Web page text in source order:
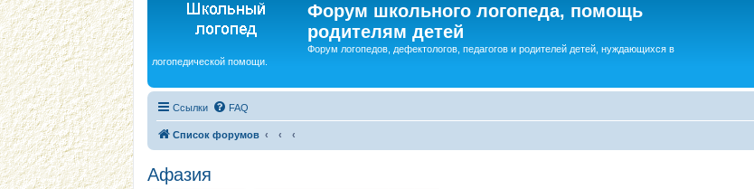
Форум школьного логопеда, помощь
родителям детей
Форум логопедов, дефектологов, педагогов и родителей детей, нуждающихся в
логопедической помощи.
Ссылки FAQ
Список форумов
Афазия